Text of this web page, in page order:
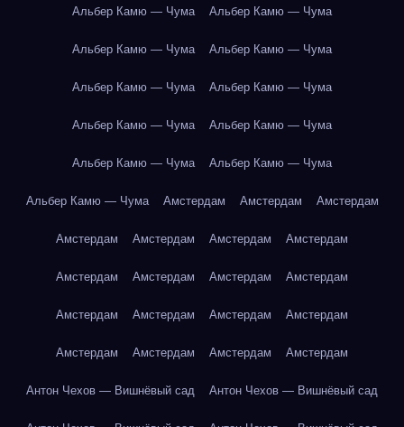
Альбер Камю — Чума Альбер Камю — Чума
Альбер Камю — Чума Альбер Камю — Чума
Альбер Камю — Чума Альбер Камю — Чума
Альбер Камю — Чума Альбер Камю — Чума
Альбер Камю — Чума Альбер Камю — Чума
Альбер Камю — Чума Амстердам Амстердам Амстердам
Амстердам Амстердам Амстердам Амстердам
Амстердам Амстердам Амстердам Амстердам
Амстердам Амстердам Амстердам Амстердам
Амстердам Амстердам Амстердам Амстердам
Антон Чехов — Вишнёвый сад Антон Чехов — Вишнёвый сад